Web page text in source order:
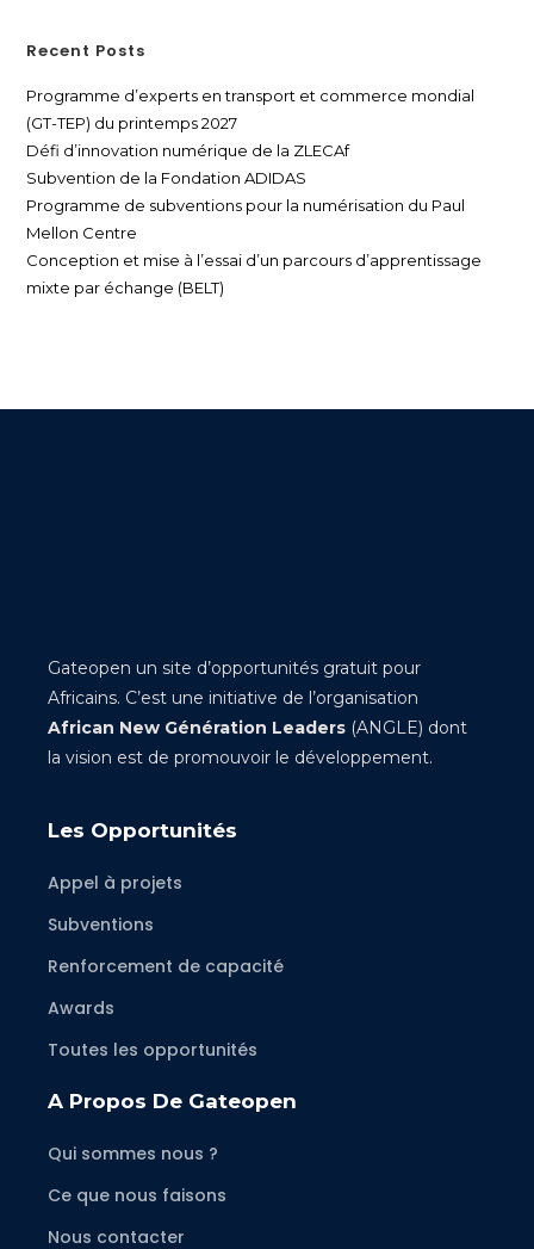
Recent Posts
Programme d’experts en transport et commerce mondial
(GT-TEP) du printemps 2027
Défi d’innovation numérique de la ZLECAf
Subvention de la Fondation ADIDAS
Programme de subventions pour la numérisation du Paul
Mellon Centre
Conception et mise à l’essai d’un parcours d’apprentissage
mixte par échange (BELT)
Gateopen un site d’opportunités gratuit pour
Africains. C’est une initiative de l’organisation
African New Génération Leaders (ANGLE) dont
la vision est de promouvoir le développement.
Les Opportunités
Appel à projets
Subventions
Renforcement de capacité
Awards
Toutes les opportunités
A Propos De Gateopen
Qui sommes nous ?
Ce que nous faisons
Nous contacter